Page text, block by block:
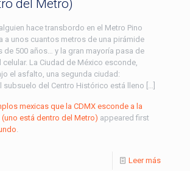
del Metro)
hace transbordo en el Metro Pino
a unos cuantos metros de una pirámide
de 500 años… y la gran mayoría pasa de
celular. La Ciudad de México esconde,
el asfalto, una segunda ciudad:
subsuelo del Centro Histórico está lleno […]
mexicas que la CDMX esconde a la
está dentro del Metro) appeared first
.
Leer más